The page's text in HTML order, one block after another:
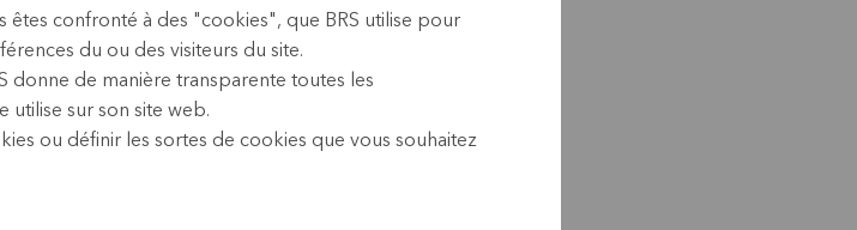
INSCRIVEZ-VOUS POUR LA SOIRÉE BRS
êtes confronté à des "cookies", que BRS utilise pour
du ou des visiteurs du site.
donne de manière transparente toutes les
utilise sur son site web.
ou définir les sortes de cookies que vous souhaitez